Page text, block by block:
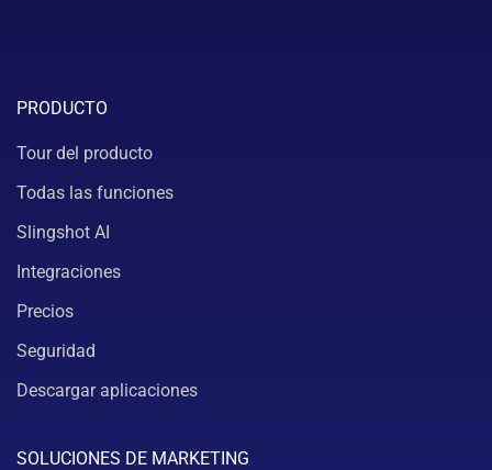
PRODUCTO
Tour del producto
Todas las funciones
Slingshot AI
Integraciones
Precios
Seguridad
Descargar aplicaciones
SOLUCIONES DE MARKETING